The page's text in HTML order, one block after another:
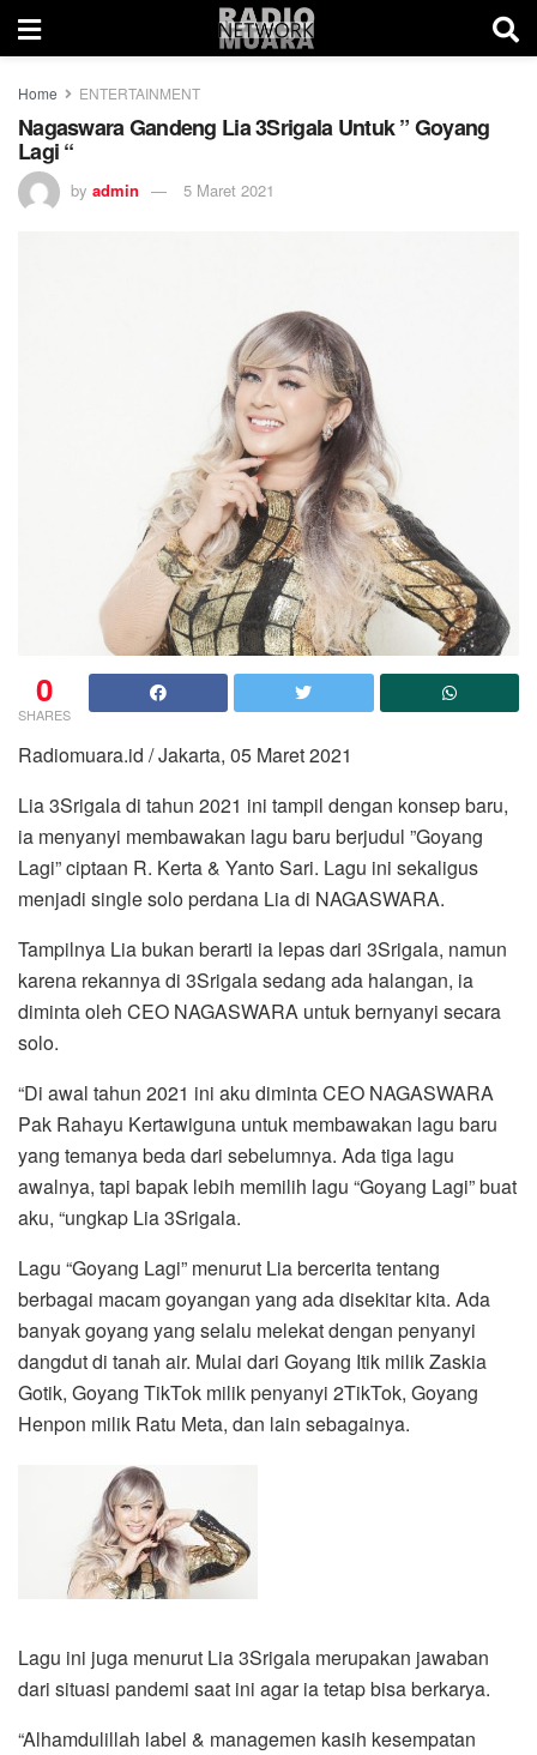
Home ENTERTAINMENT
Nagaswara Gandeng Lia 3Srigala Untuk ” Goyang
Lagi “
by admin 5 Maret 2021
0
SHARES
Radiomuara.id / Jakarta, 05 Maret 2021
Lia 3Srigala di tahun 2021 ini tampil dengan konsep baru,
ia menyanyi membawakan lagu baru berjudul ”Goyang
Lagi” ciptaan R. Kerta & Yanto Sari. Lagu ini sekaligus
menjadi single solo perdana Lia di NAGASWARA.
Tampilnya Lia bukan berarti ia lepas dari 3Srigala, namun
karena rekannya di 3Srigala sedang ada halangan, ia
diminta oleh CEO NAGASWARA untuk bernyanyi secara
solo.
“Di awal tahun 2021 ini aku diminta CEO NAGASWARA
Pak Rahayu Kertawiguna untuk membawakan lagu baru
yang temanya beda dari sebelumnya. Ada tiga lagu
awalnya, tapi bapak lebih memilih lagu “Goyang Lagi” buat
aku, “ungkap Lia 3Srigala.
Lagu “Goyang Lagi” menurut Lia bercerita tentang
berbagai macam goyangan yang ada disekitar kita. Ada
banyak goyang yang selalu melekat dengan penyanyi
dangdut di tanah air. Mulai dari Goyang Itik milik Zaskia
Gotik, Goyang TikTok milik penyanyi 2TikTok, Goyang
Henpon milik Ratu Meta, dan lain sebagainya.
Lagu ini juga menurut Lia 3Srigala merupakan jawaban
dari situasi pandemi saat ini agar ia tetap bisa berkarya.
“Alhamdulillah label & managemen kasih kesempatan